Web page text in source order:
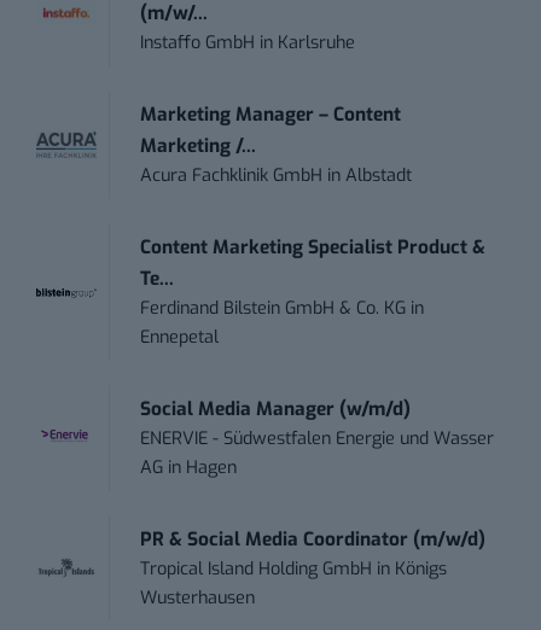
(m/w/...
Instaffo GmbH in Karlsruhe
Marketing Manager – Content
Marketing /...
Acura Fachklinik GmbH inAlbstadt
Content Marketing Specialist Product &
Te...
Ferdinand Bilstein GmbH & Co. KG in
Ennepetal
Social Media Manager (w/m/d)
ENERVIE - Südwestfalen Energie und Wasser
AG in Hagen
PR & Social Media Coordinator (m/w/d)
Tropical Island Holding GmbH in Königs
Wusterhausen